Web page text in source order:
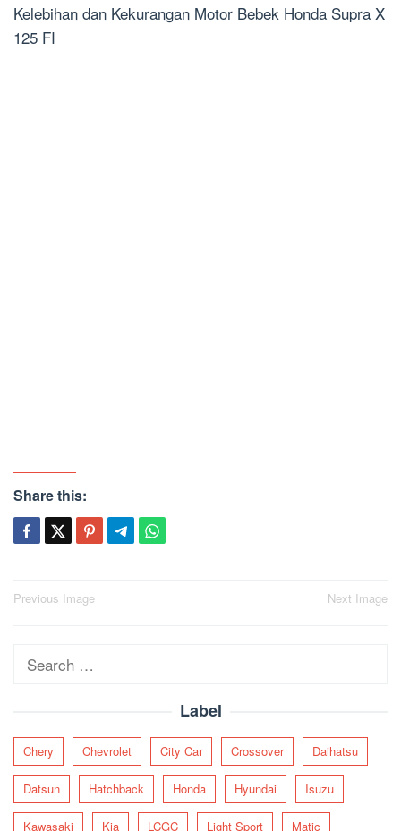
Kelebihan dan Kekurangan Motor Bebek Honda Supra X
125 FI
Share this:
Post
Previous Image Next Image
Search
Label
Chery Chevrolet City Car Crossover Daihatsu
Datsun Hatchback Honda Hyundai Isuzu
Kawasaki Kia LCGC Light Sport Matic